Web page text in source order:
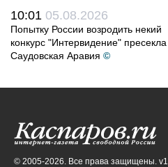
10:01 05.08.2026
Попытку России возродить некий
конкурс "Интервидение" пресекла
Саудовская Аравия ©
© 2005-2026. Все права защищены. v1